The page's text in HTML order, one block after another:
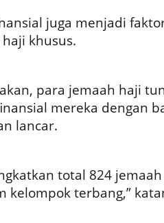
juga menjadi
khusus.
para jemaah haji
mereka dengan
lancar.
total 824
terbang,”